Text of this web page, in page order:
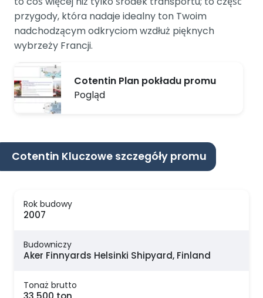
przygody, która nadaje idealny ton Twoim
nadchodzącym odkryciom wzdłuż pięknych
wybrzeży Francji.
Cotentin Plan pokładu promu
Pogląd
Cotentin Kluczowe szczegóły promu
Rok budowy
2007
Budowniczy
Aker Finnyards Helsinki Shipyard, Finland
Tonaż brutto